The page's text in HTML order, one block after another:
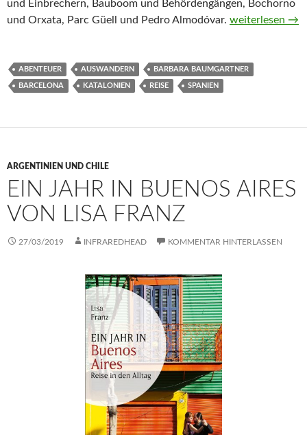
und Einbrechern, Bauboom und Behördengängen, Bochorno
und Orxata, Parc Güell und Pedro Almodóvar. Ein Jahr in
weiterlesen →
ABENTEUER AUSWANDERN BARBARA BAUMGARTNER
BARCELONA KATALONIEN REISE SPANIEN
ARGENTINIEN UND CHILE
EIN JAHR IN BUENOS AIRES
VON LISA FRANZ
27/03/2019 INFRAREDHEAD KOMMENTAR HINTERLASSEN